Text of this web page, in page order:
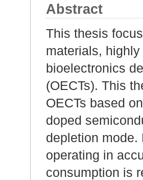
Abstract
This thesis
materials,
bioelectronics
(OECTs). This
OECTs based
doped
depletion
operating in
consumption is